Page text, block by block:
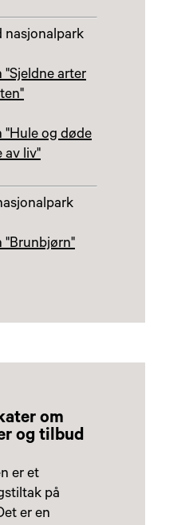
nasjonalpark
"Sjeldne arter
"Hule og døde
liv"
"Brunbjørn"
om
og tilbud
er et
på
er en